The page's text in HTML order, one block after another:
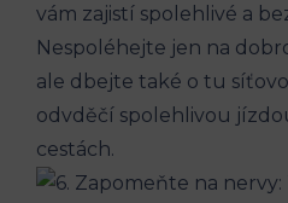
vám zajistí spolehlivé a
Nespoléhejte jen na
ale dbejte také o tu
odvděčí spolehlivou
cestách.